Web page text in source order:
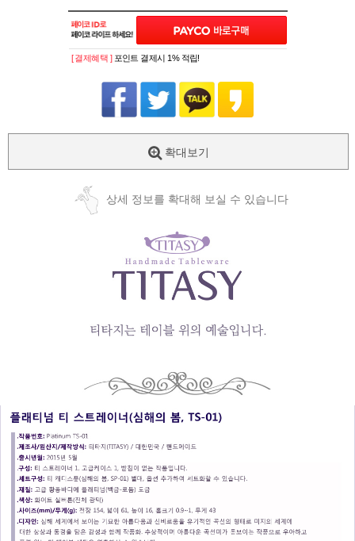
페이코 ID로
PAYCO 바로
[ 결제혜택 ] 포인트 결제시 1% 적립!
확대보기
상세 정보를 확대해 보실 수 있습니다